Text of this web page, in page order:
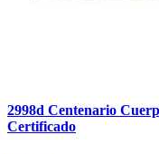
2998d Centenario
Certificado